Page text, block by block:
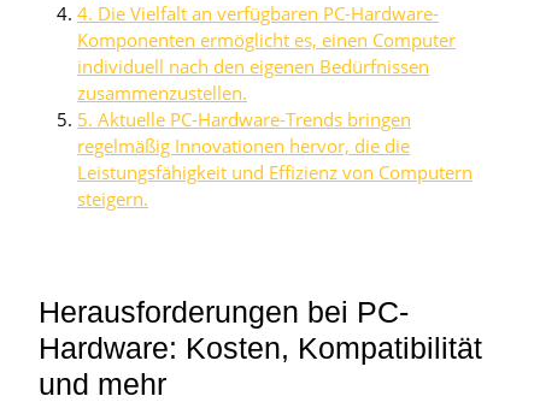
4. Die Vielfalt an verfügbaren PC-Hardware-
Komponenten ermöglicht es, einen Computer
individuell nach den eigenen Bedürfnissen
zusammenzustellen.
5. Aktuelle PC-Hardware-Trends bringen
regelmäßig Innovationen hervor, die die
Leistungsfähigkeit und Effizienz von Computern
steigern.
Herausforderungen bei PC-
Hardware: Kosten, Kompatibilität
und mehr